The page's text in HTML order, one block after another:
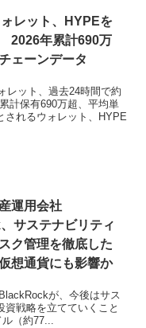
レット、HYPEを
2026年累計690万
ェーンデータ
レット、過去24時間で約
計保有690万超、平均単
されるウォレット、HYPE
運用会社
サステナビリティ
ク管理を徹底した
想通貨にも影響か
が、今後はサス
戦略を立てていくこと
（約77...